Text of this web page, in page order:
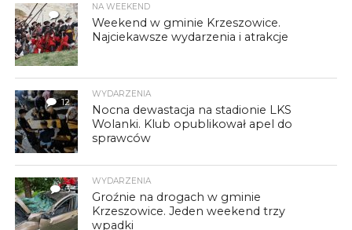
4
NA WEEKEND
Weekend w gminie Krzeszowice.
Najciekawsze wydarzenia i atrakcje
12
WYDARZENIA
Nocna dewastacja na stadionie LKS
Wolanki. Klub opublikował apel do
sprawców
3
WYDARZENIA
Groźnie na drogach w gminie
Krzeszowice. Jeden weekend trzy
wpadki